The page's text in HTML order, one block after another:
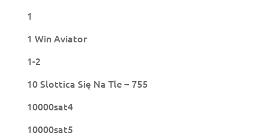
1
1 Win Aviator
1-2
10 Slottica Się Na Tle – 755
10000sat4
10000sat5